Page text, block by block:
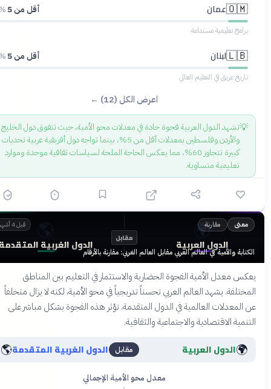
🇴🇲عمان أقل من 5
%
برامج تعليمية مستدامة
🇱🇧لبنان أقل من 5
%
تاريخ عريق في التعليم العالي
اعرض الكل (12) ←
تشهد الدول العربية فجوة حادة في معدلات محو الأمية، حيث تتفوق دول الخليج
والأردن وفلسطين بمعدلات أقل من 5%، بينما تواجه دول أفريقية عربية تحديات
كبيرة تتجاوز 60%، مما يعكس الحاجة الملحة لسياسات ثقافية موحدة وموارد
تعليمية متساوية.
معنى مقارنة🌍
الدول العربية مقابل الدول الغربية المتقدمةالكتابة والأمية في العالم العربي مقابل العالم الغربي: مقارنة بالأرقام
معدل الأمية الفجوة الحضارية والاستثمار في التعليم بين المناطق
يشهد العالم العربي تحسناً تدريجياً في محو الأمية، لكنه لا يزال متخلفاً
المعدلات العالمية في الدول المتقدمة. تؤثر هذه الفجوة بشكل مباشر على
الاقتصادية والاجتماعية والثقافية.
الدول العربية مقابل الدول الغربية المتقدمة🌎
معدل محو الأمية الإجمالي